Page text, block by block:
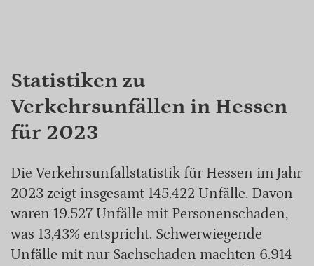
Statistiken zu
Verkehrsunfällen in Hessen
für 2023
Die Verkehrsunfallstatistik für Hessen im Jahr
2023 zeigt insgesamt 145.422 Unfälle. Davon
waren 19.527 Unfälle mit Personenschaden,
was 13,43% entspricht. Schwerwiegende
Unfälle mit nur Sachschaden machten 6.914